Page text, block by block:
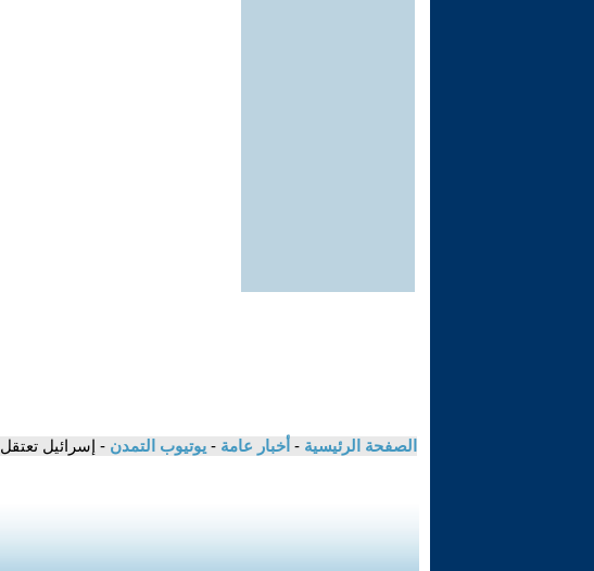
الصفحة الرئيسية - أخبار عامة - يوتيوب التمدن - إسرائيل تعتقل 430 ناشطا من أسطول الصمود الجديد المتجه إلى غزة قبالة سواحل قبرص